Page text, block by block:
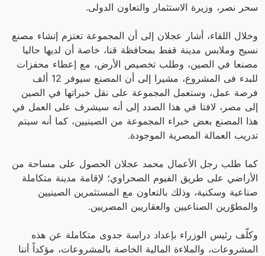
سحر نصر، وزيرة الاستثمار والتعاون الدولى.
وخلال اللقاء، أشار عجلان إلى أن المجموعة تعتزم إنشاء مصنع
نسيج وملابس مدينة قفط بمحافظة قنا، خاصة أن لديها حاليا
مصنعا في الصين، وطلب تخصيص الأرض، مع إعطاء محفزات
للبدء فى المشروع، مشيرا إلى أن المصنع سيوفر 12 ألف
فرصة عمل، وستعمل المجموعة على نقل خبراتها في الصين
إلى مصر، لافتا في هذا الصدد إلى أنه سيشرف على العمل في
هذا المصنع بعض خبراء المجموعة من الصينيين، كما أنه سيتم
تدريب العمالة المصرية الموجودة.
كما طلب رجل الأعمال محمد عجلان الحصول على مساحة من
الأراضي على طريق الفيوم الصحراوي؛ لإقامة مدينة متكاملة
صناعية وسكنية، وذلك بالتعاون مع المستثمرين الصينيين
والمطوّرين الصناعيين والعقاريين المصريين.
وكلّف رئيس الوزراء بإعداد دراسة جدوى متكاملة عن هذه
المشروعات، والملاءة المالية الخاصة بالمشروعات، مؤكداً أننا